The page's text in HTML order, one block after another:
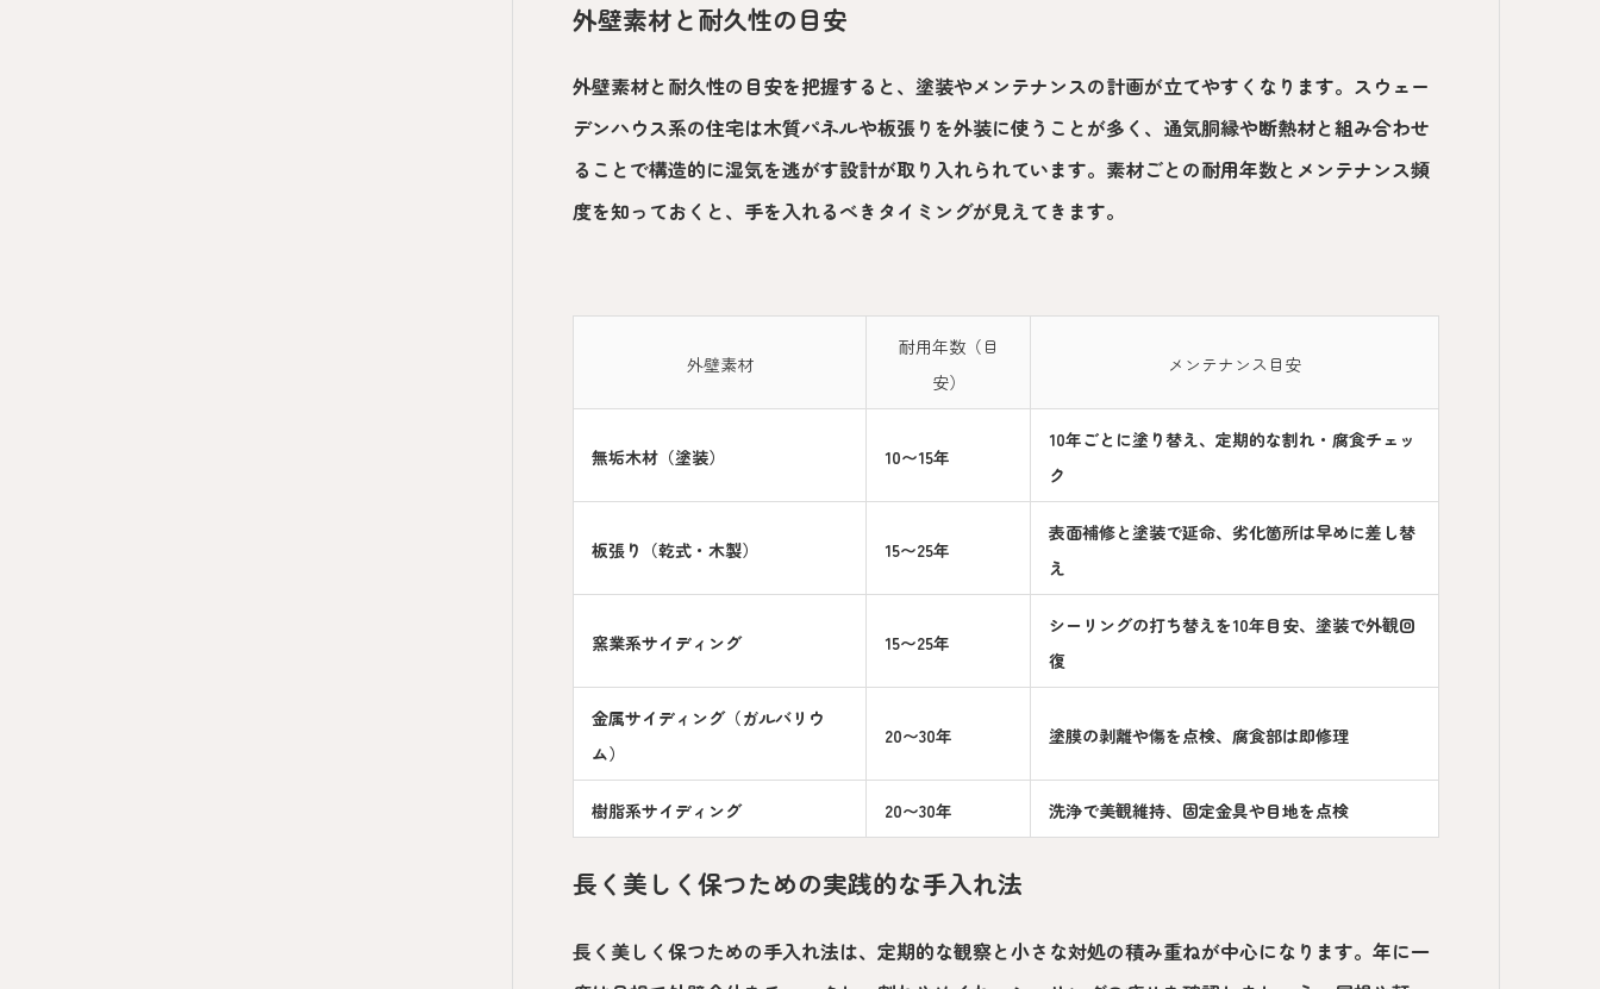
外壁素材と耐久性の目安
外壁素材と耐久性の目安を把握すると、塗装やメンテナンスの計画が立てやすくなります。スウェー
デンハウス系の住宅は木質パネルや板張りを外装に使うことが多く、通気胴縁や断熱材と組み合わせ
ることで構造的に湿気を逃がす設計が取り入れられています。素材ごとの耐用年数とメンテナンス頻
度を知っておくと、手を入れるべきタイミングが見えてきます。
外壁素材
耐用年数（目
安）
メンテナンス目安
無垢木材（塗装） 10〜15年
10年ごとに塗り替え、定期的な割れ・腐食チェッ
ク
板張り（乾式・木製） 15〜25年
表面補修と塗装で延命、劣化箇所は早めに差し替
え
窯業系サイディング 15〜25年
シーリングの打ち替えを10年目安、塗装で外観回
復
金属サイディング（ガルバリウ
ム）
20〜30年 塗膜の剥離や傷を点検、腐食部は即修理
樹脂系サイディング 20〜30年 洗浄で美観維持、固定金具や目地を点検
長く美しく保つための実践的な手入れ法
長く美しく保つための手入れ法は、定期的な観察と小さな対処の積み重ねが中心になります。年に一